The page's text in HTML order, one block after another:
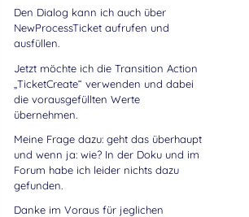
Den Dialog kann ich auch über
NewProcessTicket aufrufen und
ausfüllen.
Jetzt möchte ich die Transition Action
„TicketCreate“ verwenden und dabei
die vorausgefüllten Werte
übernehmen.
Meine Frage dazu: geht das überhaupt
und wenn ja: wie? In der Doku und im
Forum habe ich leider nichts dazu
gefunden.
Danke im Voraus für jeglichen